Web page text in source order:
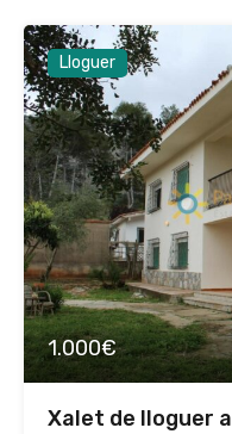
Lloguer
1.000€
Xalet de lloguer